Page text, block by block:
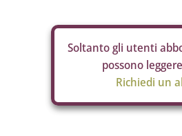
Soltanto gli utenti
possono
Richiedi un